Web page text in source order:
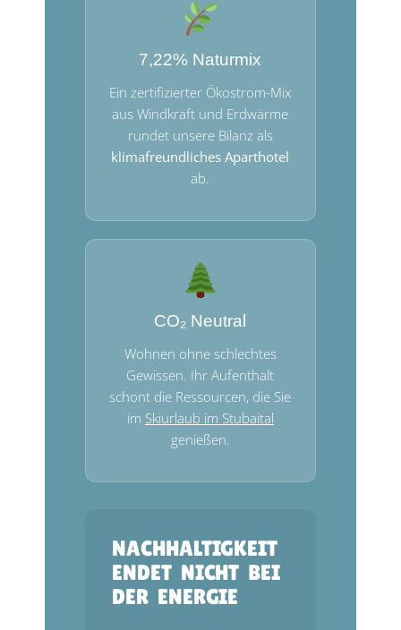
7,22% Naturmix
Ein zertifizierter Ökostrom-Mix
aus Windkraft und Erdwärme
rundet unsere Bilanz als
klimafreundliches Aparthotel
ab.
CO₂ Neutral
Wohnen ohne schlechtes
Gewissen. Ihr Aufenthalt
schont die Ressourcen, die Sie
im Skiurlaub im Stubaital
genießen.
NACHHALTIGKEIT
ENDET NICHT BEI
DER ENERGIE